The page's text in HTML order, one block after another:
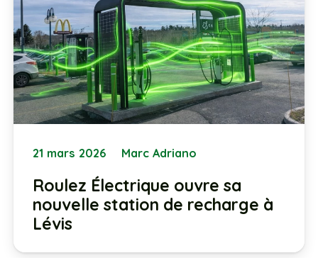
21 mars 2026 Marc Adriano
Roulez Électrique ouvre sa
nouvelle station de recharge à
Lévis